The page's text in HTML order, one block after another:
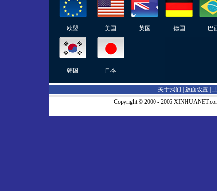
欧盟 美国 英国 德国 巴
韩国 日本
关于我们 | 版面设置
Copyright © 2000 - 2006